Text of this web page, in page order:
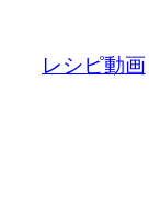
レシピ動画